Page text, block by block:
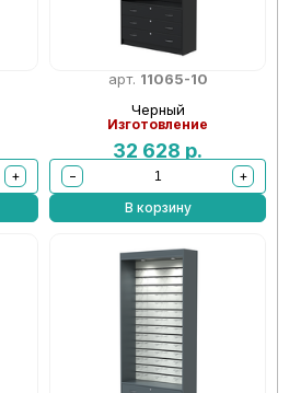
+
арт. 11065-10
Черный
Изготовление
32 628 р.
−
+
В корзину